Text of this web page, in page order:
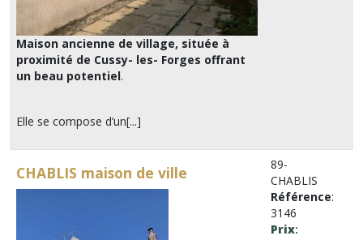
Maison ancienne de village, située à
proximité de Cussy- les- Forges offrant
un beau potentiel.
Elle se compose d’un[...]
CHABLIS maison de ville
89-
CHABLIS
Référence:
3146
Prix: